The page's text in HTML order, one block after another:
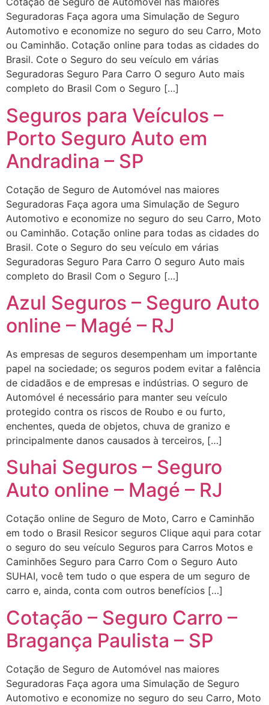
Seguradoras Faça agora uma Simulação de Seguro
Automotivo e economize no seguro do seu Carro, Moto
ou Caminhão. Cotação online para todas as cidades do
Brasil. Cote o Seguro do seu veículo em várias
Seguradoras Seguro Para Carro O seguro Auto mais
completo do Brasil Com o Seguro […]
Seguros para Veículos –
Porto Seguro Auto em
Andradina – SP
Cotação de Seguro de Automóvel nas maiores
Seguradoras Faça agora uma Simulação de Seguro
Automotivo e economize no seguro do seu Carro, Moto
ou Caminhão. Cotação online para todas as cidades do
Brasil. Cote o Seguro do seu veículo em várias
Seguradoras Seguro Para Carro O seguro Auto mais
completo do Brasil Com o Seguro […]
Azul Seguros – Seguro Auto
online – Magé – RJ
As empresas de seguros desempenham um importante
papel na sociedade; os seguros podem evitar a falência
de cidadãos e de empresas e indústrias. O seguro de
Automóvel é necessário para manter seu veículo
protegido contra os riscos de Roubo e ou furto,
enchentes, queda de objetos, chuva de granizo e
principalmente danos causados à terceiros, […]
Suhai Seguros – Seguro
Auto online – Magé – RJ
Cotação online de Seguro de Moto, Carro e Caminhão
em todo o Brasil Resicor seguros Clique aqui para cotar
o seguro do seu veículo Seguros para Carros Motos e
Caminhões Seguro para Carro Com o Seguro Auto
SUHAI, você tem tudo o que espera de um seguro de
carro e, ainda, conta com outros benefícios […]
Cotação – Seguro Carro –
Bragança Paulista – SP
Cotação de Seguro de Automóvel nas maiores
Seguradoras Faça agora uma Simulação de Seguro
Automotivo e economize no seguro do seu Carro, Moto